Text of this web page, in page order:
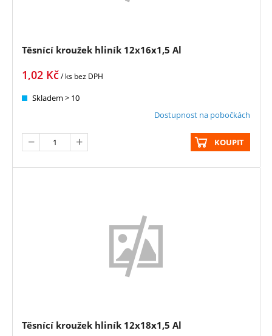
Těsnící kroužek hliník 12x16x1,5 Al
1,02 Kč/ ks bez DPH
Skladem > 10
Dostupnost na pobočkách
KOUPIT
Těsnící kroužek hliník 12x18x1,5 Al